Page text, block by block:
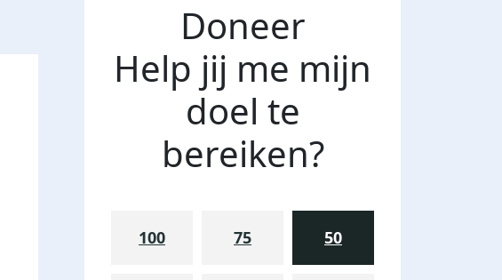
Doneer
Help jij me mijn
doel te
bereiken?
100 75 50